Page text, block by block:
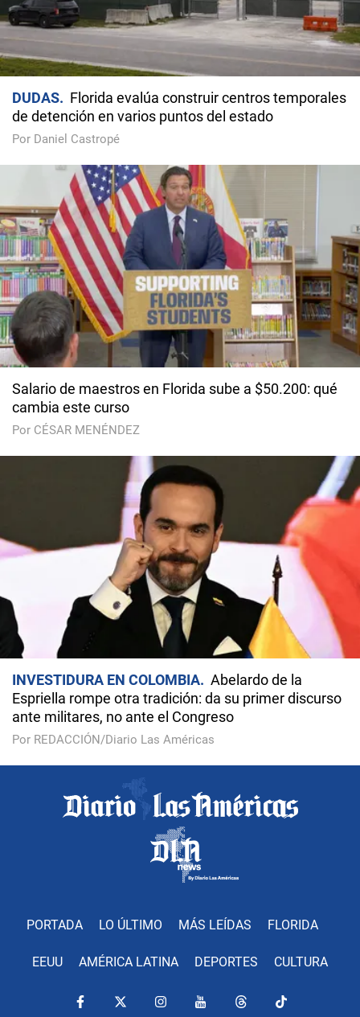
DUDAS
Florida evalúa construir centros temporales
de detención en varios puntos del estado
Por Daniel Castropé
Salario de maestros en Florida sube a $50.200: qué
cambia este curso
Por CÉSAR MENÉNDEZ
INVESTIDURA EN COLOMBIA
Abelardo de la
Espriella rompe otra tradición: da su primer discurso
ante militares, no ante el Congreso
Por REDACCIÓN/Diario Las Américas
PORTADA LO ÚLTIMO MÁS LEÍDAS FLORIDA
EEUU AMÉRICA LATINA DEPORTES CULTURA